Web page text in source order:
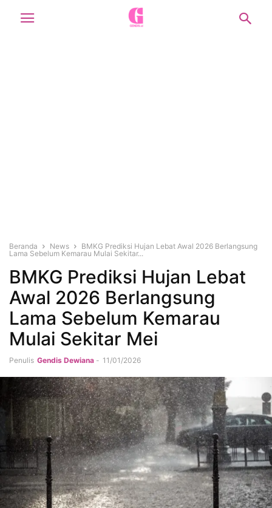
Beranda News
BMKG Prediksi Hujan Lebat Awal 2026 Berlangsung
Lama Sebelum Kemarau Mulai Sekitar...
BMKG Prediksi Hujan Lebat
Awal 2026 Berlangsung
Lama Sebelum Kemarau
Mulai Sekitar Mei
Penulis Gendis Dewiana - 11/01/2026